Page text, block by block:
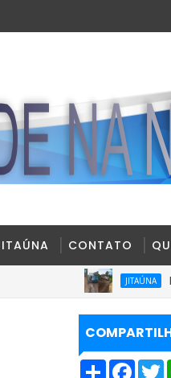
CONTATO
JITAÚNA Prefeitura
S
F
T